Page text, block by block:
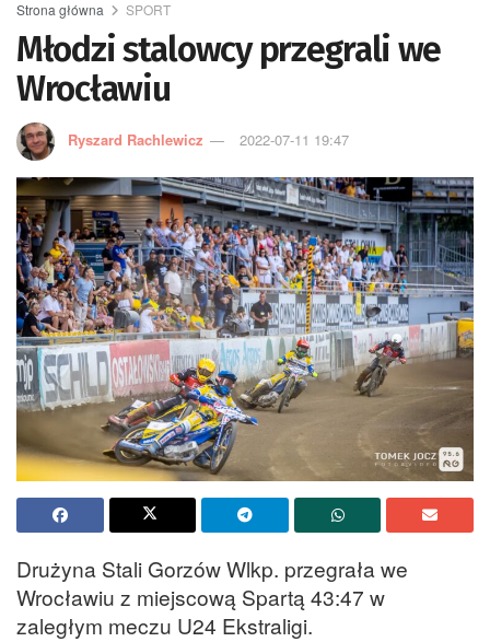
Strona główna SPORT
Młodzi stalowcy przegrali we
Wrocławiu
Ryszard Rachlewicz 2022-07-11 19:47
Drużyna Stali Gorzów Wlkp. przegrała we
Wrocławiu z miejscową Spartą 43:47 w
zaległym meczu U24 Ekstraligi.